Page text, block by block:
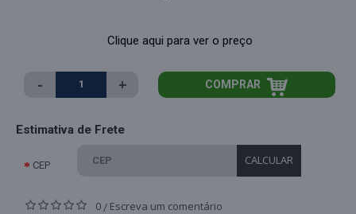
Clique aqui para ver o preço
- + COMPRAR
Estimativa de Frete
CEP CALCULAR
0 / Escreva um comentário